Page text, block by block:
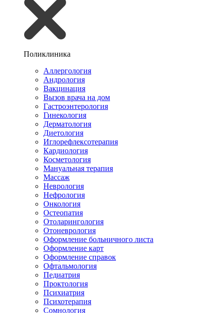
Поликлиника
Аллергология
Андрология
Вакцинация
Вызов врача на дом
Гастроэнтерология
Гинекология
Дерматология
Диетология
Иглорефлексотерапия
Кардиология
Косметология
Мануальная терапия
Массаж
Неврология
Нефрология
Онкология
Остеопатия
Отоларингология
Отоневрология
Оформление больничного листа
Оформление карт
Оформление справок
Офтальмология
Педиатрия
Проктология
Психиатрия
Психотерапия
Сомнология